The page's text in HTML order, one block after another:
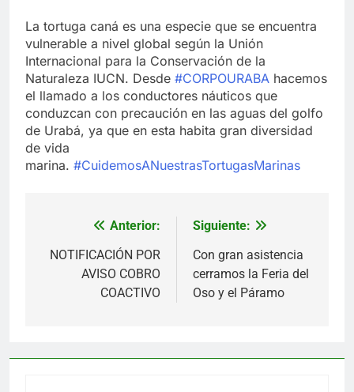
La tortuga caná es una especie que se encuentra
vulnerable a nivel global según la Unión
Internacional para la Conservación de la
Naturaleza IUCN. Desde #CORPOURABA hacemos
el llamado a los conductores náuticos que
conduzcan con precaución en las aguas del golfo
de Urabá, ya que en esta habita gran diversidad
de vida
marina. #CuidemosANuestrasTortugasMarinas
Navegación
de
entradas
Anterior:
NOTIFICACIÓN POR
AVISO COBRO
COACTIVO
Siguiente:
Con gran asistencia
cerramos la Feria del
Oso y el Páramo